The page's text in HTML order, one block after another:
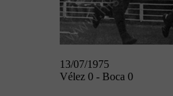
13/07/1975
Vélez 0 - Boca 0